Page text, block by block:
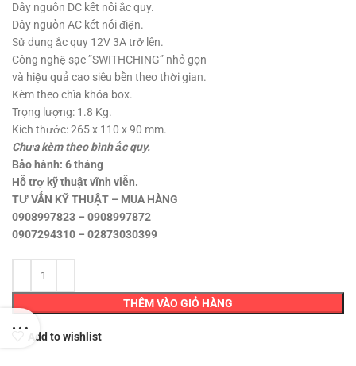
Dây nguồn DC kết nối ắc quy.
Dây nguồn AC kết nối điện.
Sử dụng ắc quy 12V 3A trở lên.
Công nghệ sạc ”SWITHCHING” nhỏ gọn
và hiệu quả cao siêu bền theo thời gian.
Kèm theo chìa khóa box.
Trọng lượng: 1.8 Kg.
Kích thước: 265 x 110 x 90 mm.
Chưa kèm theo bình ắc quy.
Bảo hành: 6 tháng
Hỗ trợ kỹ thuật vĩnh viễn.
TƯ VẤN KỸ THUẬT – MUA HÀNG
0908997823 – 0908997872
0907294310 – 02873030399
THÊM VÀO GIỎ HÀNG
Add to wishlist